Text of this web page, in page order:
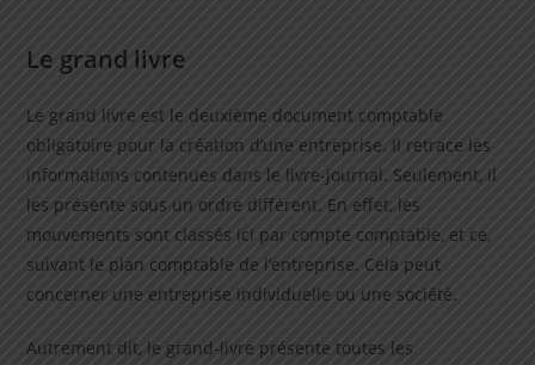
Le grand livre
Le grand livre est le deuxième document comptable
obligatoire pour la création d’une entreprise. Il retrace les
informations contenues dans le livre-journal. Seulement, il
les présente sous un ordre différent. En effet, les
mouvements sont classés ici par compte comptable, et ce,
suivant le plan comptable de l’entreprise. Cela peut
concerner une entreprise individuelle ou une société.
Autrement dit, le grand-livre présente toutes les